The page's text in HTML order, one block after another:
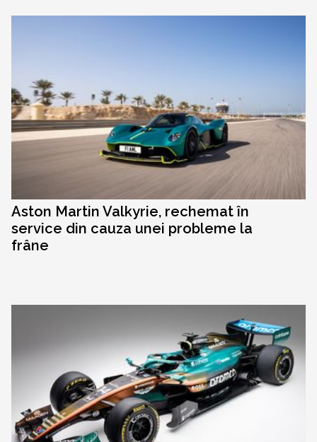
Aston Martin Valkyrie, rechemat în
service din cauza unei probleme la
frâne